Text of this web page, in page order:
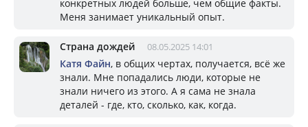
конкретных людей больше, чем общие факты.
Меня занимает уникальный опыт.
Страна дождей 08.05.2025 14:01
Катя Файн, в общих чертах, получается, всё же
знали. Мне попадались люди, которые не
знали ничего из этого. А я сама не знала
деталей - где, кто, сколько, как, когда.